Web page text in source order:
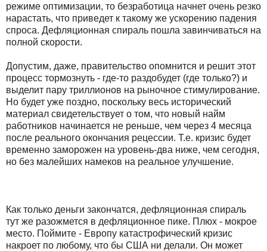
режиме оптимизации, то безработица начнет очень резко
нарастать, что приведет к такому же ускорению падения
спроса. Дефляционная спираль пошла завинчиваться на
полной скорости.
Допустим, даже, правительство опомнится и решит этот
процесс тормознуть - где-то раздобудет (где только?) и
выделит пару триллионов на рыночное стимулирование.
Но будет уже поздно, поскольку весь исторический
материал свидетельствует о том, что новый найм
работников начинается не реньше, чем через 4 месяца
после реального окончания рецессии. Т.е. кризис будет
временно заморожен на уровень-два ниже, чем сегодня,
но без малейших намеков на реальное улучшение.
Как только деньги закончатся, дефляционная спираль
тут же разожмется в дефляционное пике. Плюх - мокрое
место. Поймите - Европу катастрофический кризис
накроет по любому, что бы США ни делали. Он может